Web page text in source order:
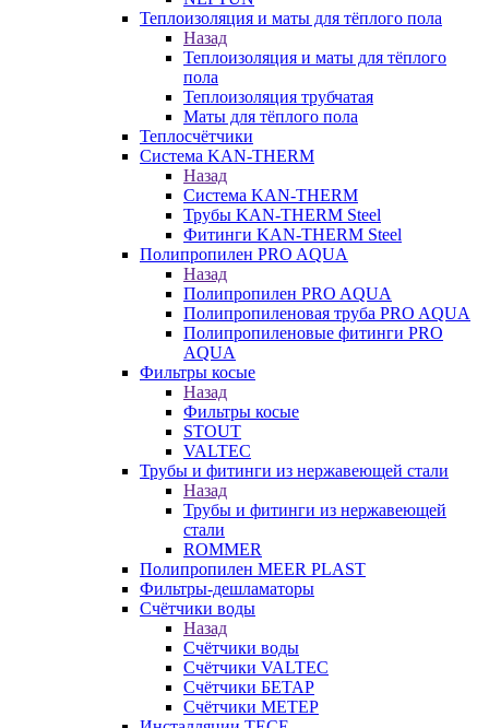
Теплоизоляция и маты для тёплого пола
Назад
Теплоизоляция и маты для тёплого
пола
Теплоизоляция трубчатая
Маты для тёплого пола
Теплосчётчики
Система KAN-THERM
Назад
Система KAN-THERM
Трубы KAN-THERM Steel
Фитинги KAN-THERM Steel
Полипропилен PRO AQUA
Назад
Полипропилен PRO AQUA
Полипропиленовая труба PRO AQUA
Полипропиленовые фитинги PRO
AQUA
Фильтры косые
Назад
Фильтры косые
STOUT
VALTEC
Трубы и фитинги из нержавеющей стали
Назад
Трубы и фитинги из нержавеющей
стали
ROMMER
Полипропилен MEER PLAST
Фильтры-дешламаторы
Счётчики воды
Назад
Счётчики воды
Счётчики VALTEC
Счётчики БЕТАР
Счётчики МЕТЕР